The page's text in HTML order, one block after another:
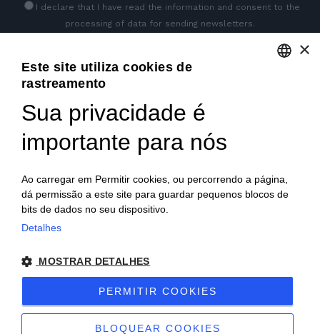
I declare that I have read the information and consent to the
processing of data for sending newsletters.
reservados| P.IVA IT04218710962 |Privacidade|Notas
Legais|Sitemap|EU Data Act Policy
Site criado poretinet.it
PORTUGUESE
×
Este site utiliza cookies de
rastreamento
Sua privacidade é
importante para nós
Ao carregar em Permitir cookies, ou percorrendo a página,
dá permissão a este site para guardar pequenos blocos de
bits de dados no seu dispositivo.
Detalhes
MOSTRAR DETALHES
PERMITIR COOKIES
BLOQUEAR COOKIES